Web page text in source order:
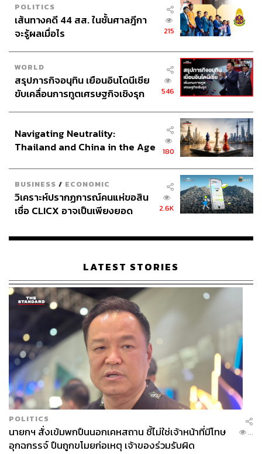
POLITICS
เส้นทางคดี 44 สส. ในชั้นศาลฎีกา
จะรู้ผลเมื่อไร
215
WORLD
สรุปภารกิจอนุทิน เยือนอินโดนีเซีย
ขับเคลื่อนการทูตเศรษฐกิจเชิงรุก
546
Navigating Neutrality:
Thailand and China in the Age
180
BUSINESS / ECONOMIC
วิเคราะห์ปรากฏการณ์คนแห่ขอสิน
เชื่อ CLICX อาจเป็นเพียงยอด
เรือนไทยที่ถูกซุกไว้
2.6K
LATEST STORIES
POLITICS
นายกฯ สั่งเข้มพกปืนนอกเคหสถาน ชี้ไม่ใช่เจ้าหน้าที่มีโทษ
อุกฉกรรจ์ ปืนถูกขโมยก่อเหตุ เจ้าของร่วมรับผิด
...